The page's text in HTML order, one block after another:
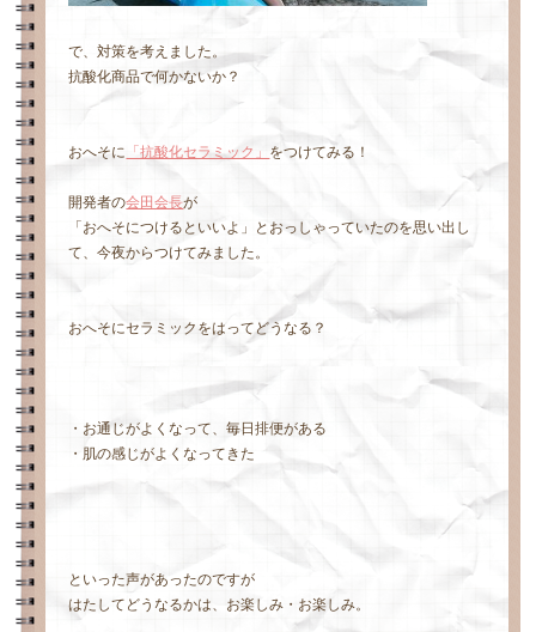
で、対策を考えました。
抗酸化商品で何かないか？
おへそに 「抗酸化セラミック」 をつけてみる！
開発者の会田会長が
「おへそにつけるといいよ」とおっしゃっていたのを思い出し
て、今夜からつけてみました。
おへそにセラミックをはってどうなる？
・お通じがよくなって、毎日排便がある
・肌の感じがよくなってきた
といった声があったのですが
はたしてどうなるかは、お楽しみ・お楽しみ。